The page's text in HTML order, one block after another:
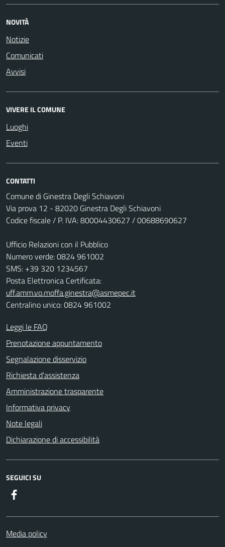
NOVITÀ
Notizie
Comunicati
Avvisi
VIVERE IL COMUNE
Luoghi
Eventi
CONTATTI
Comune di Ginestra Degli Schiavoni
Via prova 12 - 82020 Ginestra Degli Schiavoni
Codice fiscale / P. IVA: 80004430627 / 00688690627
Ufficio Relazioni con il Pubblico
Numero verde: 0824 961002
SMS: +39 320 1234567
Posta Elettronica Certificata:
uff.amm.vo.moffa.ginestra@asmepec.it
Centralino unico: 0824 961002
Leggi le FAQ
Prenotazione appuntamento
Segnalazione disservizio
Richiesta d'assistenza
Amministrazione trasparente
Informativa privacy
Note legali
Dichiarazione di accessibilità
SEGUICI SU
Media policy